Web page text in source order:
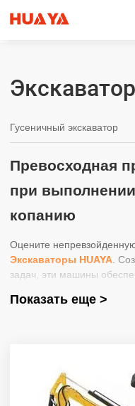
Экскаватор
Гусеничный экскаватор
Превосходная
при
копанию
Оцените
Экскаваторы HUAYA .
задач, эти машины
строительства,
Долговечность
Показать еще >